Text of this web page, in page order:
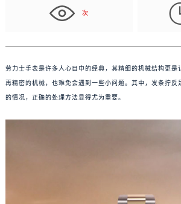
次
劳力士手表是许多人心目中的经典，其精细的机械结构更是
再精密的机械，也难免会遇到一些小问题。其中，发条拧反
的情况，正确的处理方法显得尤为重要。